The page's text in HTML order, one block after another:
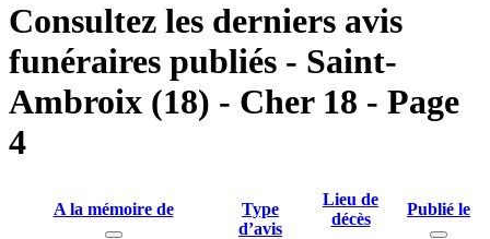
Consultez les derniers avis
funéraires publiés - Saint-
Ambroix (18) - Cher 18 - Page
4
A la mémoire de
Type
d’avis
Lieu de
décès
Publié le